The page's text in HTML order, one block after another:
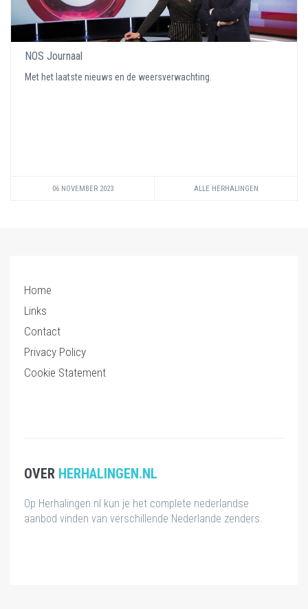
NOS Journaal
Met het laatste nieuws en de weersverwachting.
06 NOVEMBER 2023 ALLE HERHALINGEN
Home
Links
Contact
Privacy Policy
Cookie Statement
OVER HERHALINGEN.NL
Op Herhalingen.nl kun je het complete nederlandse
aanbod vinden van verschillende Nederlande zenders.